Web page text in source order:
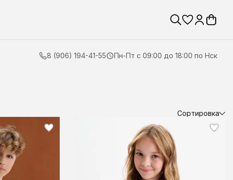
8 (906) 194-41-55 Пн-Пт с 09:00 до 18:00 по Нск
Сортировка